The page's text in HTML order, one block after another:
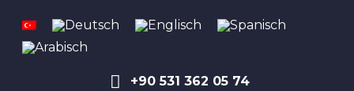
+90 531 362 05 74